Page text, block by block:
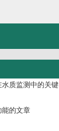
质监测中的关键
能的文章